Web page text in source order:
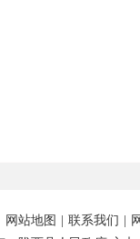
网站地图 联系我们